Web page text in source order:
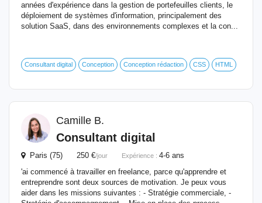
années d'expérience dans la gestion de portefeuilles clients, le
déploiement de systèmes d'information, principalement des
solution SaaS, dans des environnements complexes et la con...
Consultant digital Conception Conception rédaction CSS HTML
Camille B.
Consultant digital
Paris (75) 250 €/jour Expérience : 4-6 ans
'ai commencé à travailler en freelance, parce qu'apprendre et
entreprendre sont deux sources de motivation. Je peux vous
aider dans les missions suivantes : - Stratégie commerciale, -